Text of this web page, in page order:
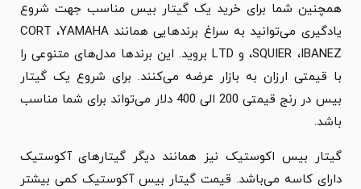
همچنین شما برای خرید یک گیتار بیس مناسب جهت شروع
یادگیری می‌توانید به سراغ برندهایی همانند CORT ،YAMAHA
،SQUIER ،IBANEZ و LTD بروید. این برندها مدل‌های متنوعی را
با قیمتی ارزان به بازار عرضه می‌کنند. برای شروع یک گیتار
بیس در رنج قیمتی 200 الی 400 دلار می‌تواند برای شما مناسب
باشد.
گیتار بیس اکوستیک نیز همانند دیگر گیتارهای آکوستیک
دارای کاسه می‌باشد. قیمت گیتار بیس آکوستیک کمی بیشتر